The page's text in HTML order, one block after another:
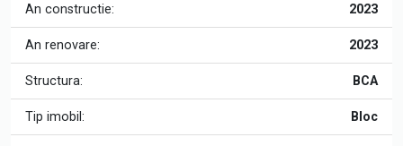
An constructie: 2023
An renovare: 2023
Structura: BCA
Tip imobil: Bloc